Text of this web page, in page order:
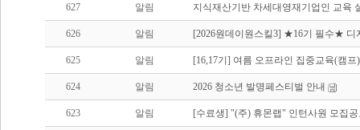
627 알림 지식재산기반 차세대영재기업인 교육
626 알림 [2026원데이원스킬3] ★16기 필수★ 디
625 알림 [16,17기] 여름 오프라인 집중교육(캠
624 알림 2026 청소년 발명페스티벌 안내
623 알림 [수료생] "(주) 휴몬랩" 인턴사원 모집